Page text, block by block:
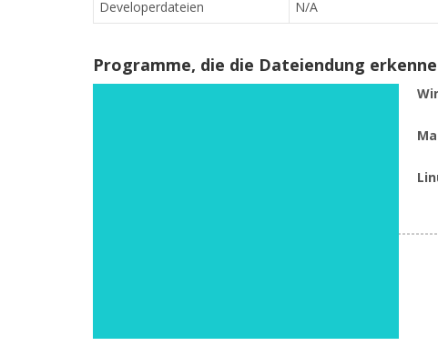
Developerdateien
N/A
Programme, die die Dateiendung